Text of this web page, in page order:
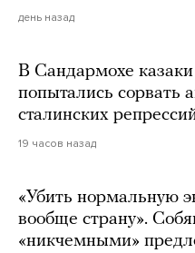
день назад
В Сандармохе
попытались сорвать
сталинских
19 часов назад
«Убить нормальную
вообще страну».
«никчемными»